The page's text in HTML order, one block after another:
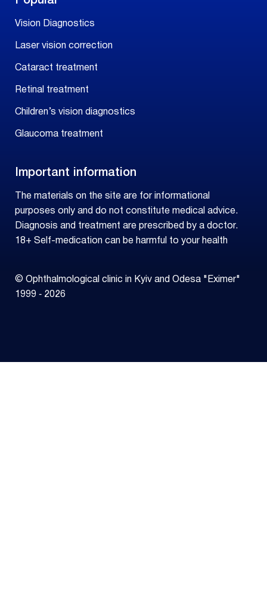
Vision Diagnostics
Laser vision correction
Cataract treatment
Retinal treatment
Children’s vision diagnostics
Glaucoma treatment
Important information
The materials on the site are for informational
purposes only and do not constitute medical advice.
Diagnosis and treatment are prescribed by a doctor.
18+ Self-medication can be harmful to your health
© Ophthalmological clinic in Kyiv and Odesa "Eximer"
1999 ‑ 2026